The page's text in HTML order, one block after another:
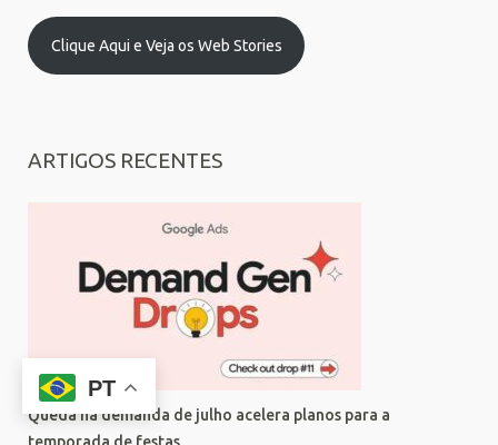
Clique Aqui e Veja os Web Stories
ARTIGOS RECENTES
Queda na demanda de julho acelera planos para a
PT